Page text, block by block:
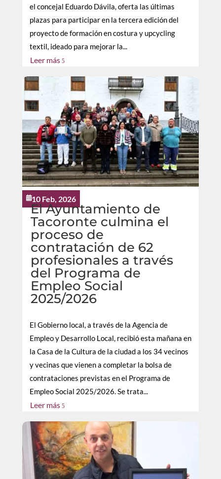
el concejal Eduardo Dávila, oferta las últimas
plazas para participar en la tercera edición del
proyecto de formación en costura y upcycling
textil, ideado para mejorar la...
Leer más 5
10 Feb, 2026
El Ayuntamiento de
Tacoronte culmina el
proceso de
contratación de 62
profesionales a través
del Programa de
Empleo Social
2025/2026
El Gobierno local, a través de la Agencia de
Empleo y Desarrollo Local, recibió esta mañana en
la Casa de la Cultura de la ciudad a los 34 vecinos
y vecinas que vienen a completar la bolsa de
contrataciones previstas en el Programa de
Empleo Social 2025/2026. Se trata...
Leer más 5